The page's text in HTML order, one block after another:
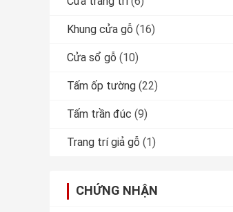
Khung cửa gỗ (16)
Cửa sổ gỗ (10)
Tấm ốp tường (22)
Tấm trần đúc (9)
Trang trí giả gỗ (1)
CHỨNG NHẬN